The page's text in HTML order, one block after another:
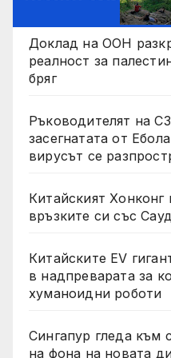
Доклад на ООН
реалност за
бряг
Ръководителят на
засегнатата от
вирусът се
Китайският Хонконг
връзките си със
Китайските EV
в надпреварата за
хуманоидни роботи
Сингапур гледа към
на фона на новата